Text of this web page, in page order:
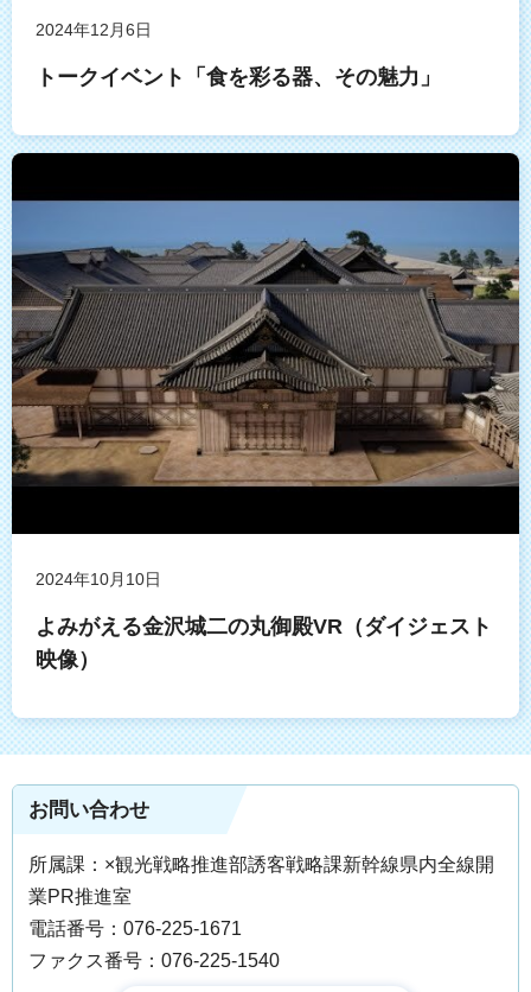
2024年12月6日
トークイベント「食を彩る器、その魅力」
2024年10月10日
よみがえる金沢城二の丸御殿VR（ダイジェスト
映像）
お問い合わせ
所属課：×観光戦略推進部誘客戦略課新幹線県内全線開
業PR推進室
電話番号：076-225-1671
ファクス番号：076-225-1540